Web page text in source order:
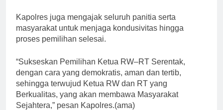
Kapolres juga mengajak seluruh panitia serta
masyarakat untuk menjaga kondusivitas hingga
proses pemilihan selesai.
“Sukseskan Pemilihan Ketua RW–RT Serentak,
dengan cara yang demokratis, aman dan tertib,
sehingga terwujud Ketua RW dan RT yang
Berkualitas, yang akan membawa Masyarakat
Sejahtera,” pesan Kapolres.(ama)